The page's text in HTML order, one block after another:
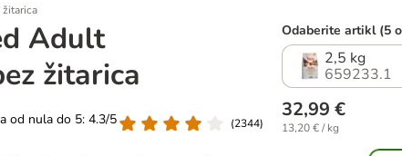
Adult
žitarica
od nula do 5: 4.3/5
(2344)
Odaberite artikl (5
2,5 kg
659233.1
32,99 €
13,20 € / kg